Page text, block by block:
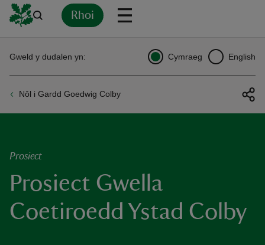
Rhoi
Nôl i Gardd Goedwig Colby
Gweld y dudalen yn: Cymraeg English
Prosiect
Prosiect Gwella
Coetiroedd Ystad Colby